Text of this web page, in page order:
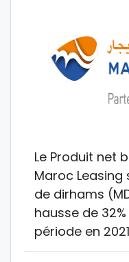
Le Produit net
Maroc Leasing
de dirhams
hausse de
période en